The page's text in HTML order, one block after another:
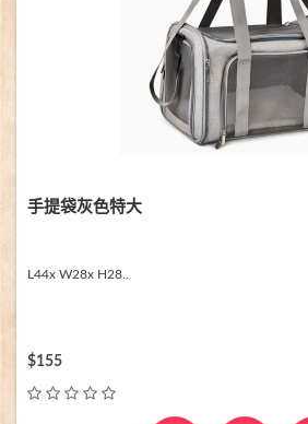
手提袋灰色特大
L44x W28x H28..
$155